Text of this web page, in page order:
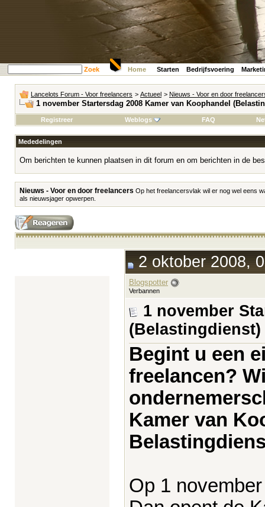
Zoek Home Starten Bedrijfsvoering
Lancelots Forum - Voor freelancers > Actueel > Nieuws - Voor en door
1 november Startersdag 2008 Kamer van Koophandel
Registreer Weblogs FAQ
Mededelingen
Om berichten te kunnen plaatsen in dit forum en om berichten in de
Nieuws - Voor en door freelancers Op het freelancersvlak wil er nog wel eens
als nieuwsjager opwerpen.
2 oktober 2008,
Blogspotter
Verbannen
1 november
(Belastingdienst)
Begint u een
freelancen?
Kamer van
Op 1